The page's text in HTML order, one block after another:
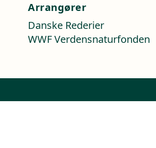
Arrangører
Danske Rederier
WWF Verdensnaturfonden